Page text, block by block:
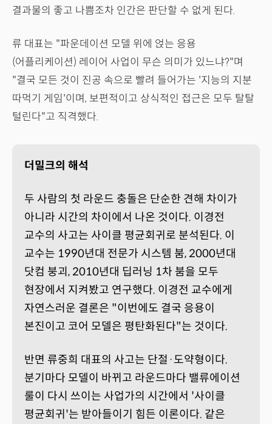
결과물의 좋고 나쁨조차 인간은 판단할 수 없게 된다.
류 대표는 "파운데이션 모델 위에 얹는 응용
(어플리케이션) 레이어 사업이 무슨 의미가 있느냐?"며
"결국 모든 것이 진공 속으로 빨려 들어가는 '지능의 지분
따먹기 게임'이며, 보편적이고 상식적인 접근은 모두 탈탈
털린다"고 직격했다.
더밀크의 해석
두 사람의 첫 라운드 충돌은 단순한 견해 차이가
아니라 시간의 차이에서 나온 것이다. 이경전
교수의 사고는 사이클 평균회귀로 분석된다. 이
교수는 1990년대 전문가 시스템 붐, 2000년대
닷컴 붕괴, 2010년대 딥러닝 1차 붐을 모두
현장에서 지켜봤고 연구했다. 이경전 교수에게
자연스러운 결론은 "이번에도 결국 응용이
본진이고 코어 모델은 평탄화된다"는 것이다.
반면 류중희 대표의 사고는 단절·도약형이다.
분기마다 모델이 바뀌고 라운드마다 밸류에이션
룰이 다시 쓰이는 사업가의 시간에서 '사이클
평균회귀'는 받아들이기 힘든 이론이다. 같은